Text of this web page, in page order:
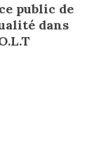
public de
dans